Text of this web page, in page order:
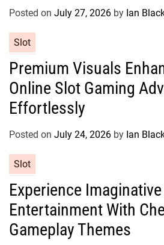
r
s
Posted on July 27, 2026 by Ian
a
e
g
o
r
s
Slot
Premium Visuals
Online Slot Gaming
Effortlessly
Posted on July 24, 2026 by Ian
a
e
g
o
Slot
Experience
Entertainment With
Gameplay Themes